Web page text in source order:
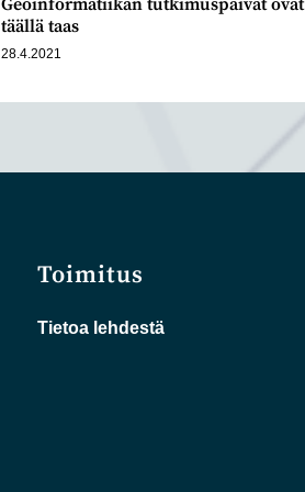
täällä taas
28.4.2021
Toimitus
Tietoa lehdestä